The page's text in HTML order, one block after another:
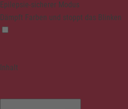
Epilepsie-sicherer Modus
Dämpft Farben und stoppt das Blinken
Inhalt